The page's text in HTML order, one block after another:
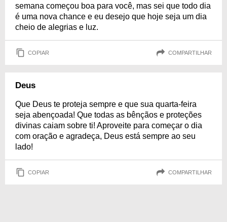
semana começou boa para você, mas sei que todo dia
é uma nova chance e eu desejo que hoje seja um dia
cheio de alegrias e luz.
COPIAR COMPARTILHAR
Deus
Que Deus te proteja sempre e que sua quarta-feira
seja abençoada! Que todas as bênçãos e proteções
divinas caiam sobre ti! Aproveite para começar o dia
com oração e agradeça, Deus está sempre ao seu
lado!
COPIAR COMPARTILHAR